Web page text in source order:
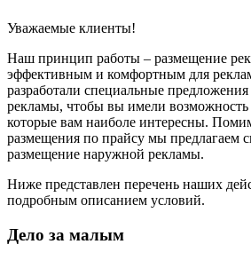
Уважаемые клиенты!
Наш принцип работы – размещение
эффективным и комфортным для
разработали специальные
рекламы, чтобы вы имели возможность
которые вам наиболе интересны.
размещения по прайсу мы предлагаем
размещение наружной рекламы.
Ниже представлен перечень наших
подробным описанием условий.
Дело за малым